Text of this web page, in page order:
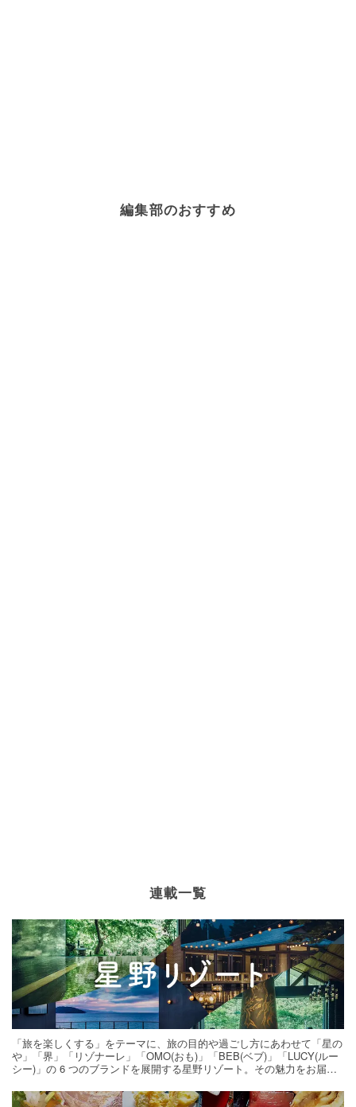
編集部のおすすめ
連載一覧
「旅を楽しくする」をテーマに、旅の目的や過ごし方にあわせて「星の
や」「界」「リゾナーレ」「OMO(おも)」「BEB(ベブ)」「LUCY(ルー
シー)」の 6 つのブランドを展開する星野リゾート。その魅力をお届け